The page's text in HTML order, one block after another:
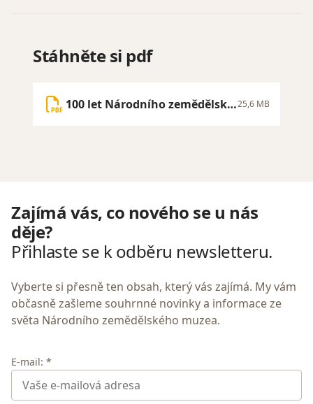
Stáhněte si pdf
100 let Národního zemědělské 25,6 MB
Zajímá vás, co nového se u nás
děje?
Přihlaste se k odběru newsletteru.
Vyberte si přesně ten obsah, který vás zajímá. My vám
občasně zašleme souhrnné novinky a informace ze
světa Národního zemědělského muzea.
E-mail: *